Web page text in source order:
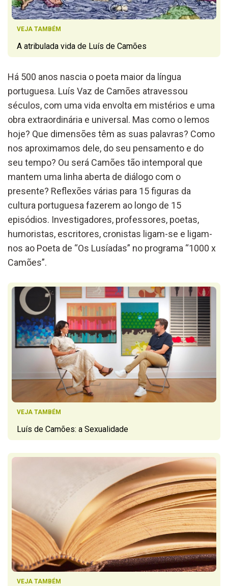
VEJA TAMBÉM
A atribulada vida de Luís de Camões
Há 500 anos nascia o poeta maior da língua
portuguesa. Luís Vaz de Camões atravessou
séculos, com uma vida envolta em mistérios e uma
obra extraordinária e universal. Mas como o lemos
hoje? Que dimensões têm as suas palavras? Como
nos aproximamos de le, do seu pensamento e do
seu tempo? Ou será Camões tão intemporal que
mantem uma linha aberta de diálogo com o
presente? Reflexões várias para 15figuras da
cultura portuguesa fazerem ao longo de 15
episódios. Investigadores, professores, poetas,
humoristas, escritores, cronistas ligam-se e ligam-
nos ao Poeta de “Os Lusíadas” no programa “1000 x
Camões”.
VEJA TAMBÉM
Luís de Camões: a Sexualidade
VEJA TAMBÉM